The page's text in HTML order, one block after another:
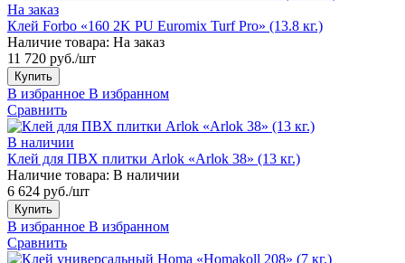
На заказ
Клей Forbo «160 2K PU Euromix Turf Pro» (13.8 кг.)
Наличие товара: На заказ
11 720 руб./шт
Купить
В избранное В избранном
Сравнить
В наличии
Клей для ПВХ плитки Arlok «Arlok 38» (13 кг.)
Наличие товара: В наличии
6 624 руб./шт
Купить
В избранное В избранном
Сравнить